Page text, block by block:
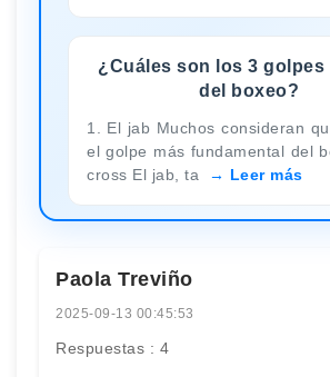
¿Cuáles son los 3
del boxeo?
1. El jab Muchos consideran
el golpe más fundamental del
cross El jab, ta
Leer más
Paola Treviño
2025-09-13 00:45:53
Respuestas : 4